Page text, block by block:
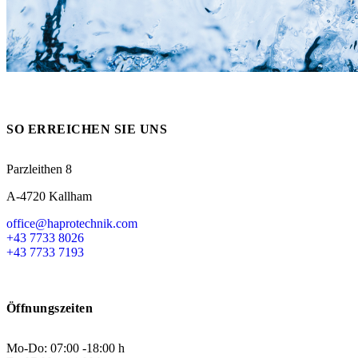
Messen
Videos / Downloads
HT Plus
Hochdruckpumpen
SO ERREICHEN SIE UNS
Parzleithen 8
A-4720 Kallham
office@haprotechnik.com
+43 7733 8026
+43 7733 7193
Öffnungszeiten
Mo-Do: 07:00 -18:00 h